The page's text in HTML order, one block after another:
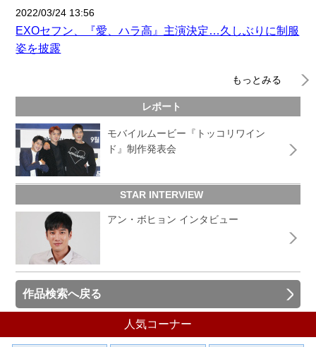
2022/03/24 13:56
EXOセフン、『愛、ハラ高』主演決定…久しぶりに制服
姿を披露
もっとみる
レポート
モバイルムービー『トッコリワイン
ド』制作発表会
STAR INTERVIEW
アン・ボヒョン インタビュー
作品検索へ戻る
人気コーナー